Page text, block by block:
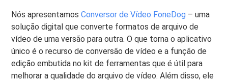
Nós apresentamosConversor de Vídeo FoneDog – uma
solução digital que converte formatos de arquivo de
vídeo de uma versão para outra. O que torna o aplicativo
único é o recurso de conversão de vídeo e a função de
edição embutida no kit de ferramentas que é útil para
melhorar a qualidade do arquivo de vídeo. Além disso, ele